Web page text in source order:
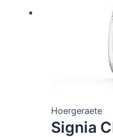
Hoergeraete
Signia